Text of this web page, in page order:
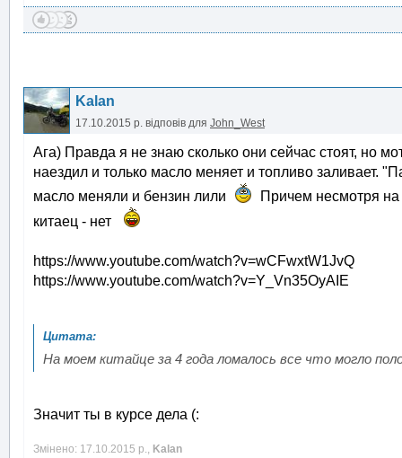
Kalan
17.10.2015 р. відповів для John_West
Ага) Правда я не знаю сколько они сейчас стоят, но
наездил и только масло меняет и топливо заливает.
масло меняли и бензин лили
Причем несмотря на
китаец - нет
https://www.youtube.com/watch?v=wCFwxtW1JvQ
https://www.youtube.com/watch?v=Y_Vn35OyAIE
На моем китайце за 4 года ломалось все что могло
Значит ты в курсе дела (:
Змінено: 17.10.2015 р., Kalan